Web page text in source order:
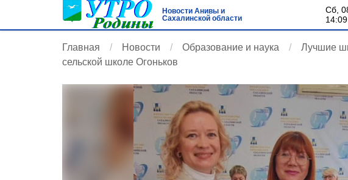
Новости Анивы и
Сахалинской области
сб,
14:09
Главная Новости Образование и наука
Лучшие
сельской школе Огоньков